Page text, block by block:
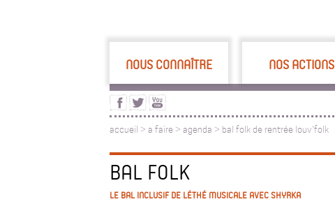
NOUS CONNAÎTRE NOS ACTIONS
accueil > a faire > agenda > bal folk de rentrée louv'folk
BAL FOLK
LE BAL INCLUSIF DE LÉTHÉ MUSICALE AVEC SHYRKA